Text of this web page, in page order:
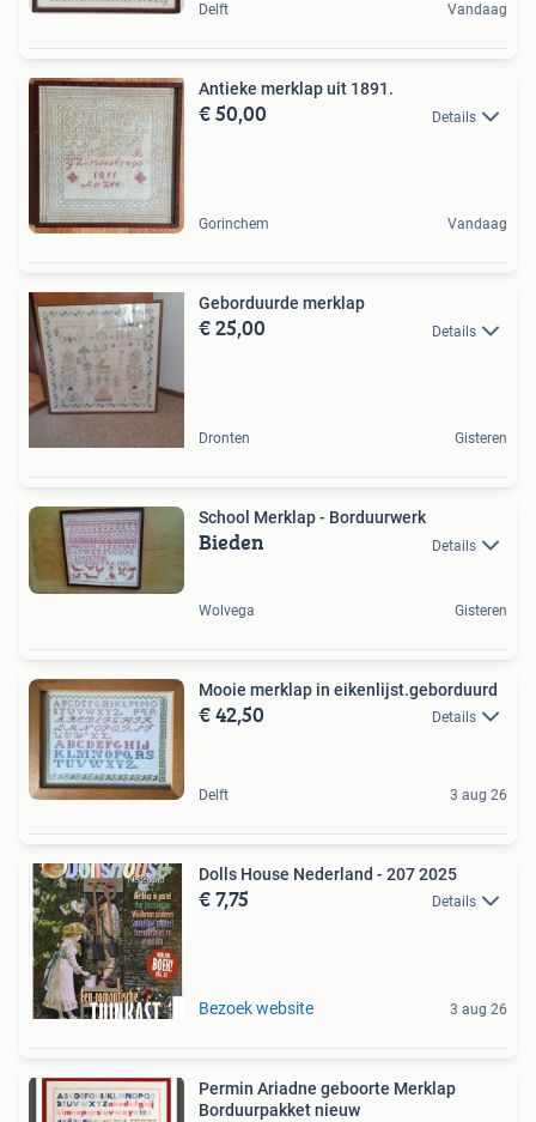
Delft Vandaag
Antieke merklap uit 1891.
€ 50,00 Details
Gorinchem Vandaag
Geborduurde merklap
€ 25,00 Details
Dronten Gisteren
School Merklap - Borduurwerk
Bieden Details
Wolvega Gisteren
Mooie merklap in eikenlijst.geborduurd
€ 42,50 Details
Delft 3 aug 26
Dolls House Nederland - 207 2025
€ 7,75 Details
Bezoek website 3 aug 26
Permin Ariadne geboorte Merklap
Borduurpakket nieuw